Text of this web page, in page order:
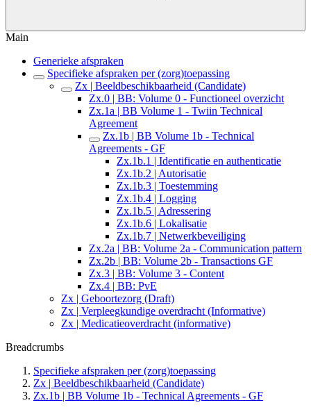
Main
Generieke afspraken
Specifieke afspraken per (zorg)toepassing
Zx | Beeldbeschikbaarheid (Candidate)
Zx.0 | BB: Volume 0 - Functioneel overzicht
Zx.1a | BB Volume 1 - Twiin Technical
Agreement
Zx.1b | BB Volume 1b - Technical
Agreements - GF
Zx.1b.1 | Identificatie en authenticatie
Zx.1b.2 | Autorisatie
Zx.1b.3 | Toestemming
Zx.1b.4 | Logging
Zx.1b.5 | Adressering
Zx.1b.6 | Lokalisatie
Zx.1b.7 | Netwerkbeveiliging
Zx.2a | BB: Volume 2a - Communication pattern
Zx.2b | BB: Volume 2b - Transactions GF
Zx.3 | BB: Volume 3 - Content
Zx.4 | BB: PvE
Zx | Geboortezorg (Draft)
Zx | Verpleegkundige overdracht (Informative)
Zx | Medicatieoverdracht (informative)
Breadcrumbs
Specifieke afspraken per (zorg)toepassing
Zx | Beeldbeschikbaarheid (Candidate)
Zx.1b | BB Volume 1b - Technical Agreements - GF